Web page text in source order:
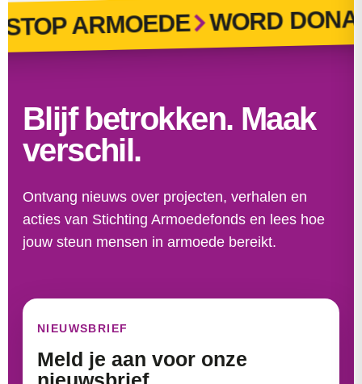
ARMOEDE WORD
Blijf betrokken. Maak
verschil.
Ontvang nieuws over projecten, verhalen en
acties van Stichting Armoedefonds en lees hoe
jouw steun mensen in armoede bereikt.
NIEUWSBRIEF
Meld je aan voor onze